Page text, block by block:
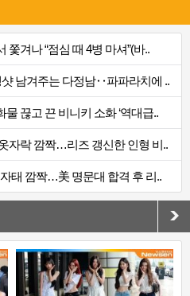
쫓겨나 “점심 때 4병 마셔”(바..
남겨주는 다정남‥파파라치에 ..
끊고 끈 비니키 소화 ‘역대급..
자락 깜짝…리즈 갱신한 인형 비..
태 깜짝…美 명문대 합격 후 리..